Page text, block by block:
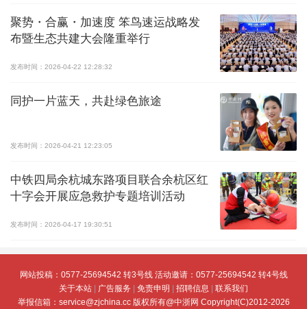
聚势・合赢・加速度 笨鸟速运战略发
布暨生态共建大会隆重举行
发布时间：2026-04-22 12:28:32
同护一片蓝天，共赴绿色旅途
发布时间：2026-04-21 12:23:05
中铁四局余杭城东路项目联合余杭区红
十字会开展应急救护专题培训活动
发布时间：2026-04-17 19:30:51
网站投稿：0577-25694542 转3号线 活动邀请：0577-25694542 转4号线
关于本站 | 广告服务 | 免责申明 | 招聘信息 | 联系我们
举报信箱：service@zjchina.cc 版权所有@中浙网 Copyright(C)2012-2026